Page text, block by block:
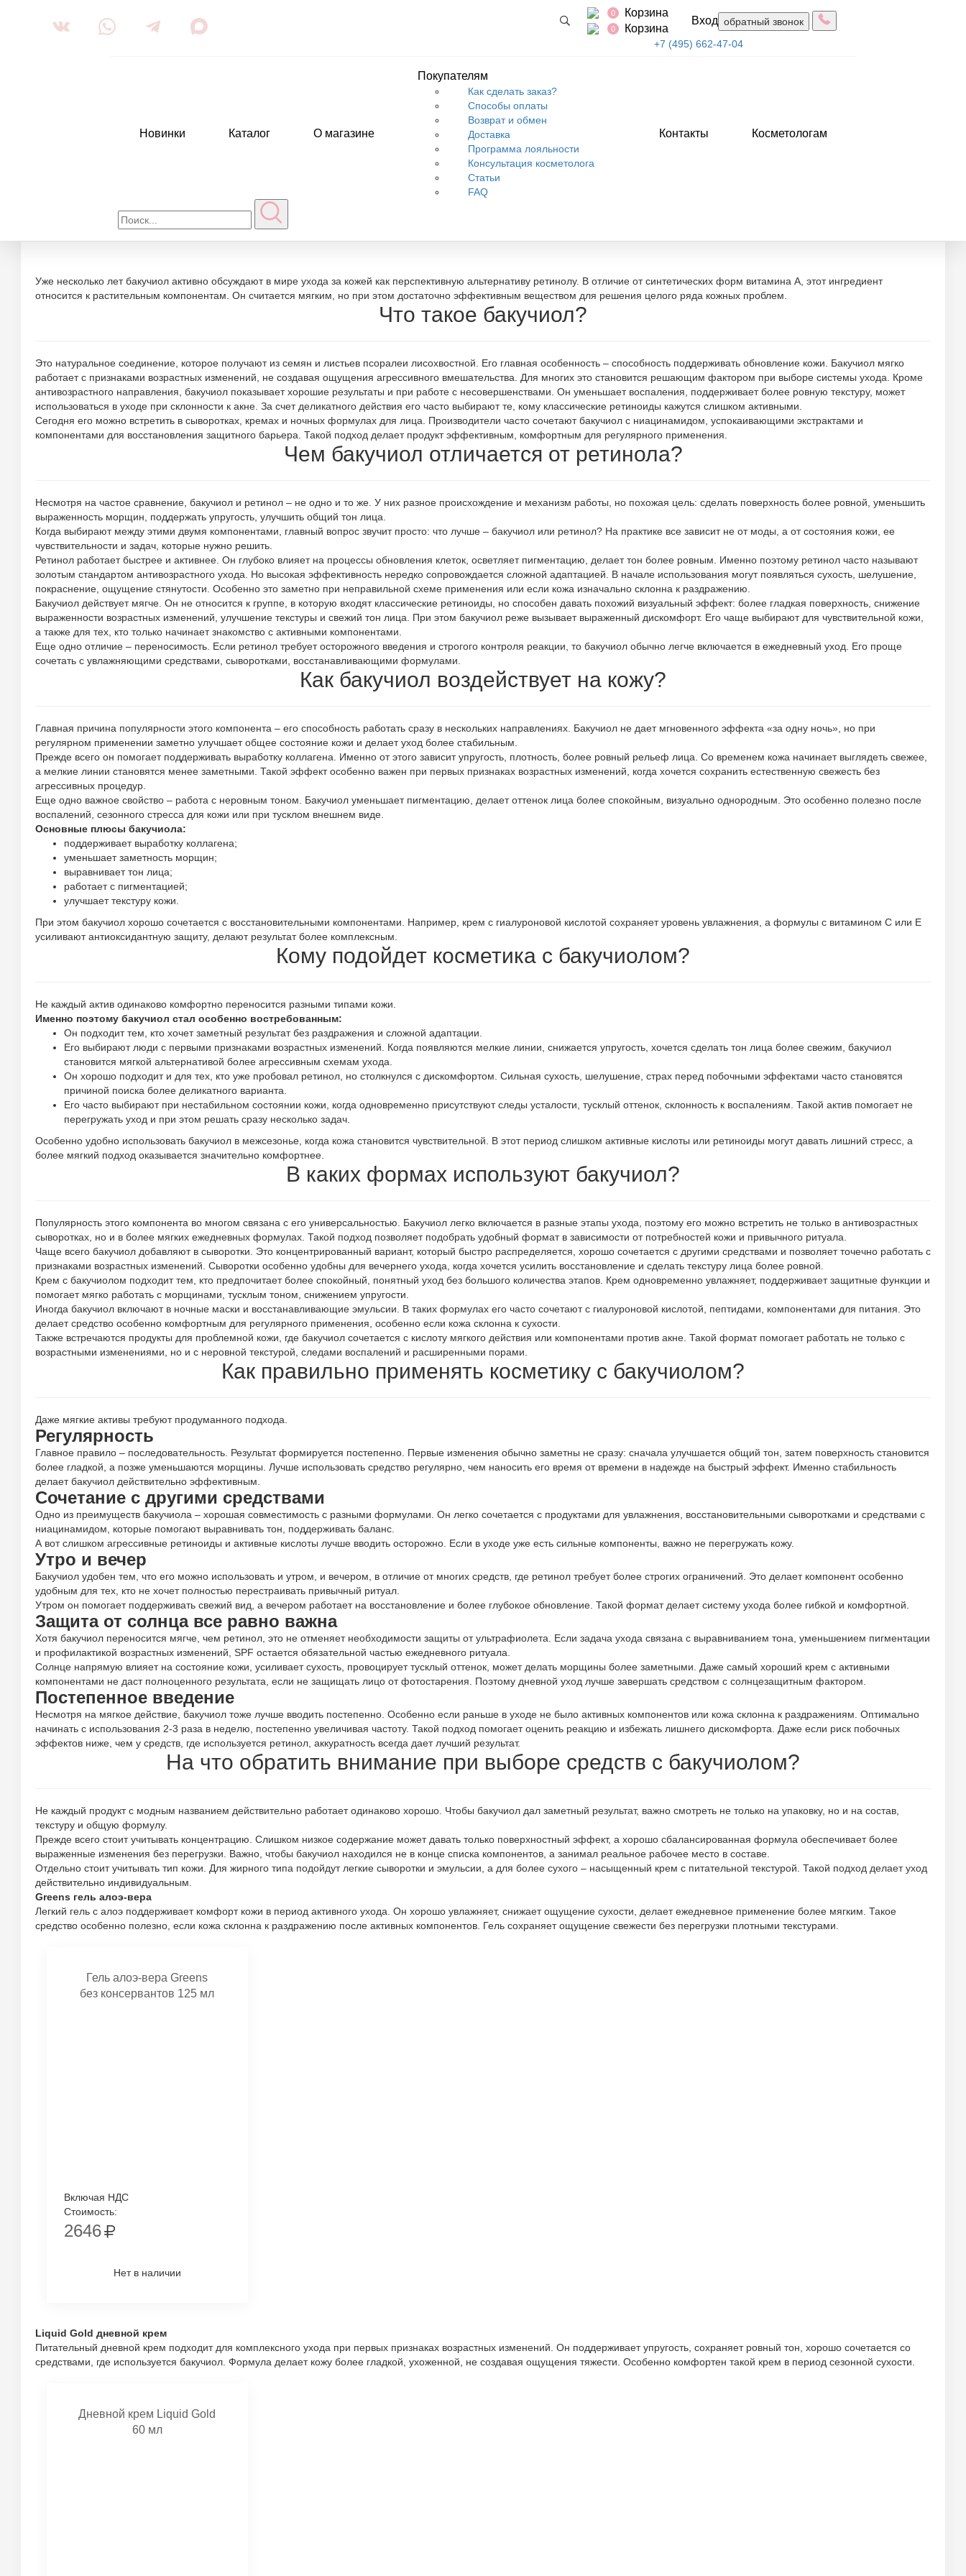
0 Корзина
0 Корзина
Вход обратный звонок
+7 (495) 662-47-04
Новинки Каталог О магазине
Покупателям
Как сделать заказ?
Способы оплаты
Возврат и обмен
Доставка
Программа лояльности
Консультация косметолога
Статьи
FAQ
Контакты Косметологам
Бакучиол как аналог ретинола: в чем разница
Уже несколько лет бакучиол активно обсуждают в мире ухода за кожей как перспективную альтернативу ретинолу. В отличие от синтетических форм витамина A, этот ингредиент
относится к растительным компонентам. Он считается мягким, но при этом достаточно эффективным веществом для решения целого ряда кожных проблем.
Что такое бакучиол?
Это натуральное соединение, которое получают из семян и листьев псоралеи лисохвостной. Его главная особенность – способность поддерживать обновление кожи. Бакучиол мягко
работает с признаками возрастных изменений, не создавая ощущения агрессивного вмешательства. Для многих это становится решающим фактором при выборе системы ухода. Кроме
антивозрастного направления, бакучиол показывает хорошие результаты и при работе с несовершенствами. Он уменьшает воспаления, поддерживает более ровную текстуру, может
использоваться в уходе при склонности к акне. За счет деликатного действия его часто выбирают те, кому классические ретиноиды кажутся слишком активными.
Сегодня его можно встретить в сыворотках, кремах и ночных формулах для лица. Производители часто сочетают бакучиол с ниацинамидом, успокаивающими экстрактами и
компонентами для восстановления защитного барьера. Такой подход делает продукт эффективным, комфортным для регулярного применения.
Чем бакучиол отличается от ретинола?
Несмотря на частое сравнение, бакучиол и ретинол – не одно и то же. У них разное происхождение и механизм работы, но похожая цель: сделать поверхность более ровной, уменьшить
выраженность морщин, поддержать упругость, улучшить общий тон лица.
Когда выбирают между этими двумя компонентами, главный вопрос звучит просто: что лучше – бакучиол или ретинол? На практике все зависит не от моды, а от состояния кожи, ее
чувствительности и задач, которые нужно решить.
Ретинол работает быстрее и активнее. Он глубоко влияет на процессы обновления клеток, осветляет пигментацию, делает тон более ровным. Именно поэтому ретинол часто называют
золотым стандартом антивозрастного ухода. Но высокая эффективность нередко сопровождается сложной адаптацией. В начале использования могут появляться сухость, шелушение,
покраснение, ощущение стянутости. Особенно это заметно при неправильной схеме применения или если кожа изначально склонна к раздражению.
Бакучиол действует мягче. Он не относится к группе, в которую входят классические ретиноиды, но способен давать похожий визуальный эффект: более гладкая поверхность, снижение
выраженности возрастных изменений, улучшение текстуры и свежий тон лица. При этом бакучиол реже вызывает выраженный дискомфорт. Его чаще выбирают для чувствительной кожи,
а также для тех, кто только начинает знакомство с активными компонентами.
Еще одно отличие – переносимость. Если ретинол требует осторожного введения и строгого контроля реакции, то бакучиол обычно легче включается в ежедневный уход. Его проще
сочетать с увлажняющими средствами, сыворотками, восстанавливающими формулами.
Как бакучиол воздействует на кожу?
Главная причина популярности этого компонента – его способность работать сразу в нескольких направлениях. Бакучиол не дает мгновенного эффекта «за одну ночь», но при
регулярном применении заметно улучшает общее состояние кожи и делает уход более стабильным.
Прежде всего он помогает поддерживать выработку коллагена. Именно от этого зависит упругость, плотность, более ровный рельеф лица. Со временем кожа начинает выглядеть свежее,
а мелкие линии становятся менее заметными. Такой эффект особенно важен при первых признаках возрастных изменений, когда хочется сохранить естественную свежесть без
агрессивных процедур.
Еще одно важное свойство – работа с неровным тоном. Бакучиол уменьшает пигментацию, делает оттенок лица более спокойным, визуально однородным. Это особенно полезно после
воспалений, сезонного стресса для кожи или при тусклом внешнем виде.
Основные плюсы бакучиола:
поддерживает выработку коллагена;
уменьшает заметность морщин;
выравнивает тон лица;
работает с пигментацией;
улучшает текстуру кожи.
При этом бакучиол хорошо сочетается с восстановительными компонентами. Например, крем с гиалуроновой кислотой сохраняет уровень увлажнения, а формулы с витамином С или Е
усиливают антиоксидантную защиту, делают результат более комплексным.
Кому подойдет косметика с бакучиолом?
Не каждый актив одинаково комфортно переносится разными типами кожи.
Именно поэтому бакучиол стал особенно востребованным:
Он подходит тем, кто хочет заметный результат без раздражения и сложной адаптации.
Его выбирают люди с первыми признаками возрастных изменений. Когда появляются мелкие линии, снижается упругость, хочется сделать тон лица более свежим, бакучиол
становится мягкой альтернативой более агрессивным схемам ухода.
Он хорошо подходит и для тех, кто уже пробовал ретинол, но столкнулся с дискомфортом. Сильная сухость, шелушение, страх перед побочными эффектами часто становятся
причиной поиска более деликатного варианта.
Его часто выбирают при нестабильном состоянии кожи, когда одновременно присутствуют следы усталости, тусклый оттенок, склонность к воспалениям. Такой актив помогает не
перегружать уход и при этом решать сразу несколько задач.
Особенно удобно использовать бакучиол в межсезонье, когда кожа становится чувствительной. В этот период слишком активные кислоты или ретиноиды могут давать лишний стресс, а
более мягкий подход оказывается значительно комфортнее.
В каких формах используют бакучиол?
Популярность этого компонента во многом связана с его универсальностью. Бакучиол легко включается в разные этапы ухода, поэтому его можно встретить не только в антивозрастных
сыворотках, но и в более мягких ежедневных формулах. Такой подход позволяет подобрать удобный формат в зависимости от потребностей кожи и привычного ритуала.
Чаще всего бакучиол добавляют в сыворотки. Это концентрированный вариант, который быстро распределяется, хорошо сочетается с другими средствами и позволяет точечно работать с
признаками возрастных изменений. Сыворотки особенно удобны для вечернего ухода, когда хочется усилить восстановление и сделать текстуру лица более ровной.
Крем с бакучиолом подходит тем, кто предпочитает более спокойный, понятный уход без большого количества этапов. Крем одновременно увлажняет, поддерживает защитные функции и
помогает мягко работать с морщинами, тусклым тоном, снижением упругости.
Иногда бакучиол включают в ночные маски и восстанавливающие эмульсии. В таких формулах его часто сочетают с гиалуроновой кислотой, пептидами, компонентами для питания. Это
делает средство особенно комфортным для регулярного применения, особенно если кожа склонна к сухости.
Также встречаются продукты для проблемной кожи, где бакучиол сочетается с кислоту мягкого действия или компонентами против акне. Такой формат помогает работать не только с
возрастными изменениями, но и с неровной текстурой, следами воспалений и расширенными порами.
Как правильно применять косметику с бакучиолом?
Даже мягкие активы требуют продуманного подхода.
Регулярность
Главное правило – последовательность. Результат формируется постепенно. Первые изменения обычно заметны не сразу: сначала улучшается общий тон, затем поверхность становится
более гладкой, а позже уменьшаются морщины. Лучше использовать средство регулярно, чем наносить его время от времени в надежде на быстрый эффект. Именно стабильность
делает бакучиол действительно эффективным.
Сочетание с другими средствами
Одно из преимуществ бакучиола – хорошая совместимость с разными формулами. Он легко сочетается с продуктами для увлажнения, восстановительными сыворотками и средствами с
ниацинамидом, которые помогают выравнивать тон, поддерживать баланс.
А вот слишком агрессивные ретиноиды и активные кислоты лучше вводить осторожно. Если в уходе уже есть сильные компоненты, важно не перегружать кожу.
Утро и вечер
Бакучиол удобен тем, что его можно использовать и утром, и вечером, в отличие от многих средств, где ретинол требует более строгих ограничений. Это делает компонент особенно
удобным для тех, кто не хочет полностью перестраивать привычный ритуал.
Утром он помогает поддерживать свежий вид, а вечером работает на восстановление и более глубокое обновление. Такой формат делает систему ухода более гибкой и комфортной.
Защита от солнца все равно важна
Хотя бакучиол переносится мягче, чем ретинол, это не отменяет необходимости защиты от ультрафиолета. Если задача ухода связана с выравниванием тона, уменьшением пигментации
и профилактикой возрастных изменений, SPF остается обязательной частью ежедневного ритуала.
Солнце напрямую влияет на состояние кожи, усиливает сухость, провоцирует тусклый оттенок, может делать морщины более заметными. Даже самый хороший крем с активными
компонентами не даст полноценного результата, если не защищать лицо от фотостарения. Поэтому дневной уход лучше завершать средством с солнцезащитным фактором.
Постепенное введение
Несмотря на мягкое действие, бакучиол тоже лучше вводить постепенно. Особенно если раньше в уходе не было активных компонентов или кожа склонна к раздражениям. Оптимально
начинать с использования 2-3 раза в неделю, постепенно увеличивая частоту. Такой подход помогает оценить реакцию и избежать лишнего дискомфорта. Даже если риск побочных
эффектов ниже, чем у средств, где используется ретинол, аккуратность всегда дает лучший результат.
На что обратить внимание при выборе средств с бакучиолом?
Не каждый продукт с модным названием действительно работает одинаково хорошо. Чтобы бакучиол дал заметный результат, важно смотреть не только на упаковку, но и на состав,
текстуру и общую формулу.
Прежде всего стоит учитывать концентрацию. Слишком низкое содержание может давать только поверхностный эффект, а хорошо сбалансированная формула обеспечивает более
выраженные изменения без перегрузки. Важно, чтобы бакучиол находился не в конце списка компонентов, а занимал реальное рабочее место в составе.
Отдельно стоит учитывать тип кожи. Для жирного типа подойдут легкие сыворотки и эмульсии, а для более сухого – насыщенный крем с питательной текстурой. Такой подход делает уход
действительно индивидуальным.
Greens гель алоэ-вера
Легкий гель с алоэ поддерживает комфорт кожи в период активного ухода. Он хорошо увлажняет, снижает ощущение сухости, делает ежедневное применение более мягким. Такое
средство особенно полезно, если кожа склонна к раздражению после активных компонентов. Гель сохраняет ощущение свежести без перегрузки плотными текстурами.
Гель алоэ-вера Greens
без консервантов 125 мл
Включая НДС
Стоимость:
2646
Нет в наличии
Liquid Gold дневной крем
Питательный дневной крем подходит для комплексного ухода при первых признаках возрастных изменений. Он поддерживает упругость, сохраняет ровный тон, хорошо сочетается со
средствами, где используется бакучиол. Формула делает кожу более гладкой, ухоженной, не создавая ощущения тяжести. Особенно комфортен такой крем в период сезонной сухости.
Дневной крем Liquid Gold
60 мл